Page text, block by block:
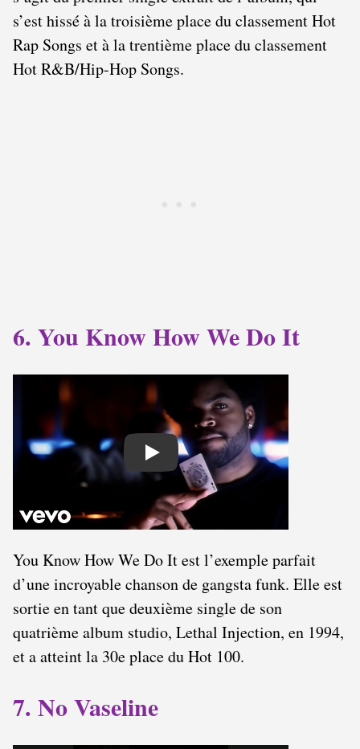
s’est hissé à la troisième place du classement Hot
Rap Songs et à la trentième place du classement
Hot R&B/Hip-Hop Songs.
6. You Know How We Do It
Play
You Know How We Do It est l’exemple parfait
d’une incroyable chanson de gangsta funk. Elle est
sortie en tant que deuxième single de son
quatrième album studio, Lethal Injection, en 1994,
et a atteint la 30e place du Hot 100.
7. No Vaseline